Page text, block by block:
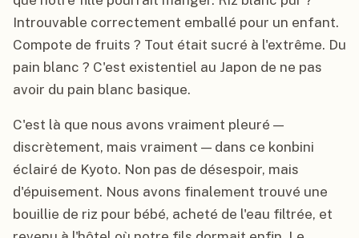
Introuvable correctement emballé pour un enfant.
Compote de fruits ? Tout était sucré à l'extrême. Du
pain blanc ? C'est existentiel au Japon de ne pas
avoir du pain blanc basique.
C'est là que nous avons vraiment pleuré —
discrètement, mais vraiment — dans ce konbini
éclairé de Kyoto. Non pas de désespoir, mais
d'épuisement. Nous avons finalement trouvé une
bouillie de riz pour bébé, acheté de l'eau filtrée, et